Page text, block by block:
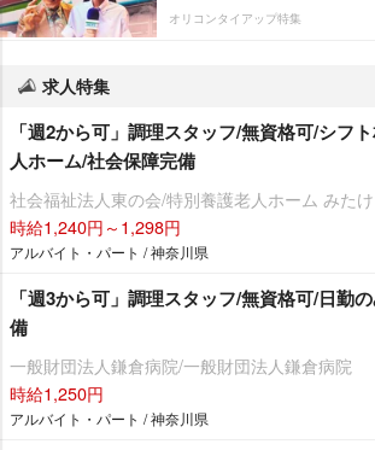
オリコンタイアップ特集
求人特集
「週2から可」調理スタッフ/無資格可/シフ
人ホーム/社会保障完備
社会福祉法人東の会/特別養護老人ホーム みたけ
時給1,240円～1,298円
アルバイト・パート / 神奈川県
「週3から可」調理スタッフ/無資格可/日勤
備
一般財団法人鎌倉病院/一般財団法人鎌倉病院
時給1,250円
アルバイト・パート / 神奈川県